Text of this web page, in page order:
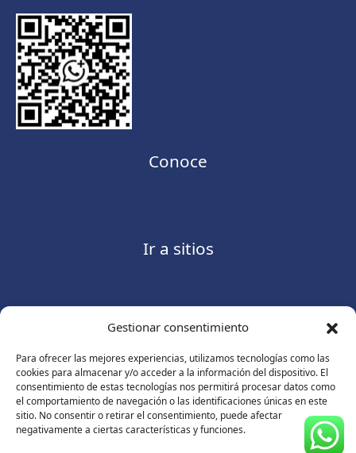
Gestionar consentimiento
Para ofrecer las mejores experiencias, utilizamos tecnologías como las
cookies para almacenar y/o acceder a la información del dispositivo. El
consentimiento de estas tecnologías nos permitirá procesar datos como
el comportamiento de navegación o las identificaciones únicas en este
sitio. No consentir o retirar el consentimiento, puede afectar
negativamente a ciertas características y funciones.
Conoce
Ir a sitios
Contáctanos
Consulte nuestroAviso de privacidad
© Copyright 2026 ASUGMEX. Todos los derechos